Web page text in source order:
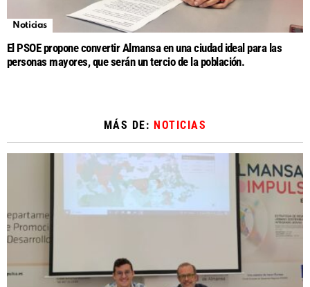
Noticias
El PSOE propone convertir Almansa en una ciudad ideal para las
personas mayores, que serán un tercio de la población.
MÁS DE: NOTICIAS